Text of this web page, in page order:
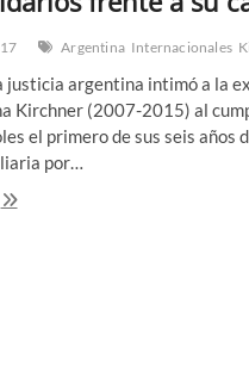
Argentina Internacionales
justicia argentina intimó a la
Kirchner (2007-2015) al
el primero de sus seis años
por…